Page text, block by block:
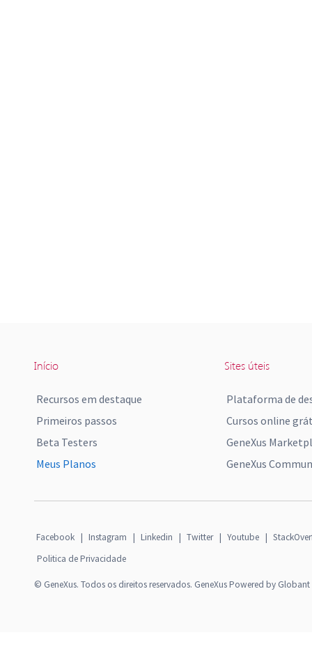
Início
Recursos em destaque
Primeiros passos
Beta Testers
Meus Planos
Sites úteis
Plataforma de
Cursos online
GeneXus
GeneXus
Facebook | Instagram | Linkedin | Twitter | Youtube |
Politica de Privacidade
© GeneXus. Todos os direitos reservados. GeneXus Powered by Globant